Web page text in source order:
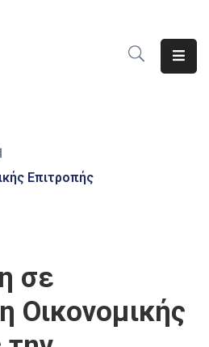
Επιτροπής
σε
Οικονομικής